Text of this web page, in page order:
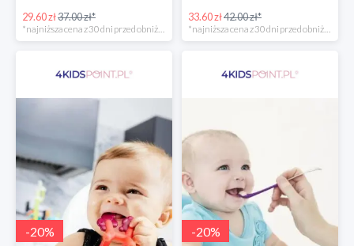
29.60 zł37.00 zł*
*najniższa cena z 30 dni przed obniżką
33.60 zł42.00 zł*
*najniższa cena z 30 dni przed obniżką
-20% -20%